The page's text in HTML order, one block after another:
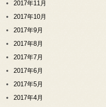
2017年11月
2017年10月
2017年9月
2017年8月
2017年7月
2017年6月
2017年5月
2017年4月